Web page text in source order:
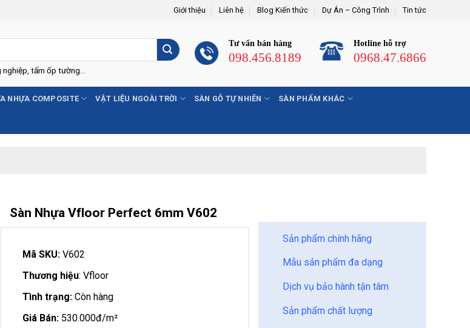
Giới thiệu Liên hệ Blog Kiến thức Dự Án – Công Trình Tin tức
tấm ốp tường...
Tư vấn bán hàng
098.456.8189
Hotline hỗ trợ
0968.47.6866
NHỰA COMPOSITE VẬT LIỆU NGOÀI TRỜI SÀN GỖ TỰ NHIÊN SÀN PHẨM KHÁC
Sàn Nhựa Vfloor Perfect 6mm V602
Mã SKU:V602
Thương hiệu: Vfloor
Tình trạng:Còn hàng
Giá Bán:530.000đ/m²
Sản phẩm chính hãng
Mẫu sản phẩm đa dạng
Dịch vụ bảo hành tận tâm
Sản phẩm chất lượng